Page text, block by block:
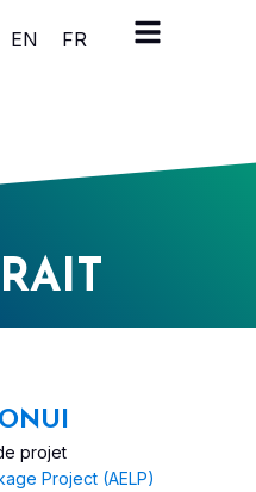
EN
FR
projet
Project (AELP)